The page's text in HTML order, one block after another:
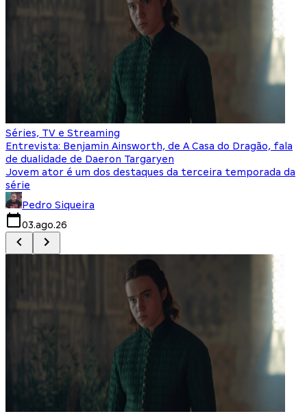
Séries, TV e Streaming
Entrevista: Benjamin Ainsworth, de A Casa do Dragão, fala
de dualidade de Daeron Targaryen
Jovem ator é um dos destaques da terceira temporada da
série
Pedro Siqueira
03.ago.26